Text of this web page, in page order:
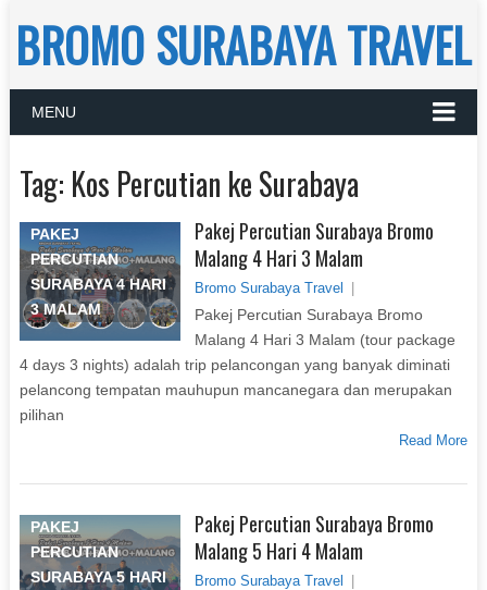
BROMO SURABAYA TRAVEL
MENU
Tag: Kos Percutian ke Surabaya
PAKEJ
PERCUTIAN
SURABAYA 4 HARI
3 MALAM
Pakej Percutian Surabaya Bromo
Malang 4 Hari 3 Malam
Bromo Surabaya Travel
Pakej Percutian Surabaya Bromo
Malang 4 Hari 3 Malam (tour package
4 days 3 nights) adalah trip pelancongan yang banyak diminati
pelancong tempatan mauhupun mancanegara dan merupakan
pilihan
Read More
PAKEJ
PERCUTIAN
SURABAYA 5 HARI
Pakej Percutian Surabaya Bromo
Malang 5 Hari 4 Malam
Bromo Surabaya Travel